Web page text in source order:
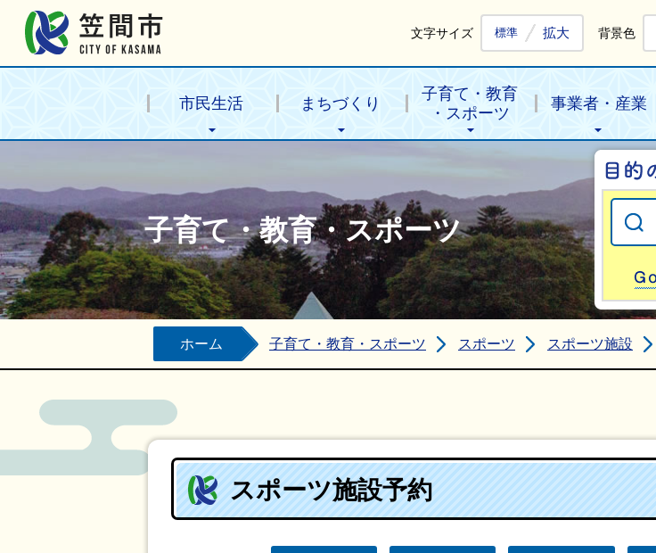
文字サイズ 標準 拡大 背景色
市民生活 まちづくり
子育て・教育
・スポーツ
事業者・産業
子育て・教育・スポーツ
ホーム 子育て・教育・スポーツ スポーツ スポーツ施設
スポーツ施設予約